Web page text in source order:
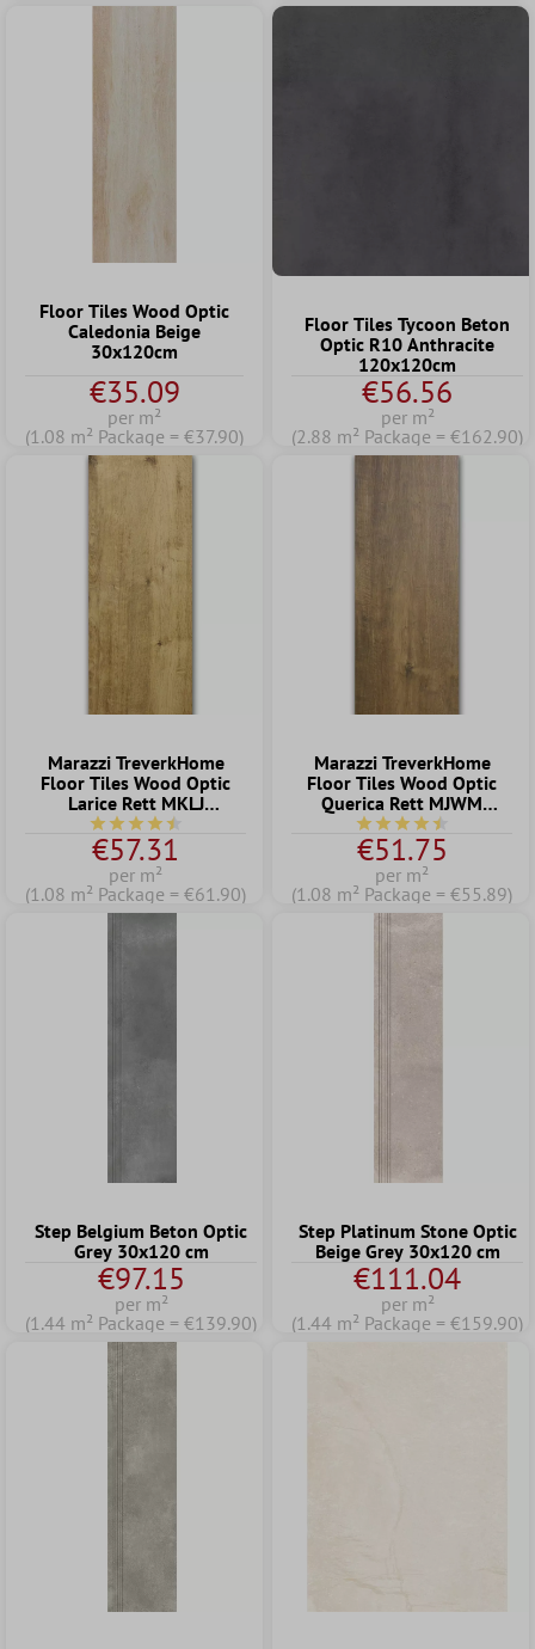
Floor Tiles Wood Optic
Caledonia Beige
30x120cm
€35.09
per m²
(1.08 m² Package = €37.90)
Floor Tiles Tycoon Beton
Optic R10 Anthracite
120x120cm
€56.56
per m²
(2.88 m² Package = €162.90)
Marazzi TreverkHome
Floor Tiles Wood Optic
Larice Rett MKLJ
15x120cm
Average rating of 4.5 out of 5 stars
€57.31
per m²
(1.08 m² Package = €61.90)
Marazzi TreverkHome
Floor Tiles Wood Optic
Querica Rett MJWM
30x120cm
Average rating of 4.5
€51.75
per m²
(1.08 m² Package = €55.89)
Step Belgium Beton Optic
Grey 30x120 cm
€97.15
per m²
(1.44 m² Package = €139.90)
Step Platinum Stone Optic
Beige Grey 30x120 cm
€111.04
per m²
(1.44 m² Package = €159.90)